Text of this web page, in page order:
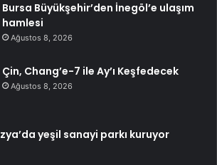
Bursa Büyükşehir’den İnegöl’e ulaşım
hamlesi
Ağustos 8, 2026
Çin, Chang’e-7 ile Ay’ı Keşfedecek
Ağustos 8, 2026
yeşil sanayi parkı kuruyor